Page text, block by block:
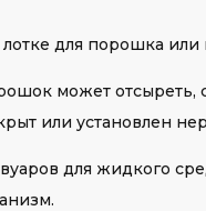
для порошка или
может отсыреть,
или установлен
для жидкого